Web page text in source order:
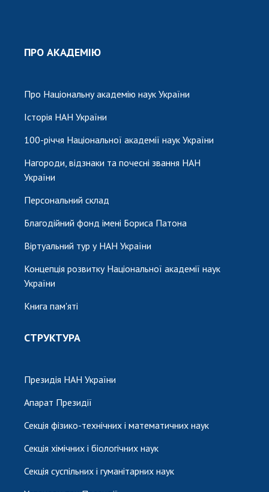
ПРО АКАДЕМІЮ
Про Національну академію наук України
Історія НАН України
100-річчя Національної академії наук України
Нагороди, відзнаки та почесні звання НАН
України
Персональний склад
Благодійний фонд імені Бориса Патона
Віртуальний тур у НАН України
Концепція розвитку Національної академії наук
України
Книга пам'яті
СТРУКТУРА
Президія НАН України
Апарат Президії
Секція фізико-технічних і математичних наук
Секція хімічних і біологічних наук
Секція суспільних і гуманітарних наук